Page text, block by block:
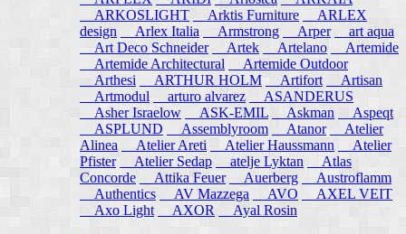
ARKOSLIGHT
Arktis Furniture
ARLEX
design
Arlex Italia Armstrong Arper
art aqua
Art Deco Schneider
Artek Artelano
Artemide
Artemide Architectural
Artemide Outdoor
Arthesi
ARTHUR HOLM Artifort
Artisan
Artmodul
arturo alvarez
ASANDERUS
Asher Israelow
ASK-EMIL Askman
Aspeqt
ASPLUND
Assemblyroom Atanor
Atelier
Alinea
Atelier Areti Atelier Haussmann
Atelier
Pfister
Atelier Sedap atelje Lyktan
Atlas
Concorde
Attika Feuer Auerberg
Austroflamm
Authentics
AV Mazzega AVO
AXEL VEIT
Axo Light
AXOR Ayal Rosin